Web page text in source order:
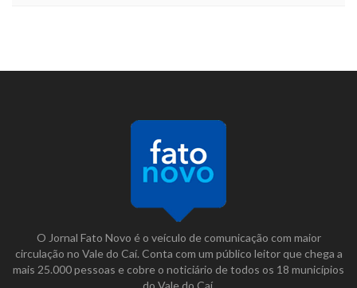
O Jornal Fato Novo é o veículo de comunicação com maior
circulação no Vale do Caí. Conta com um público leitor que chega a
mais 25.000 pessoas e cobre o noticiário de todos os 18 municípios